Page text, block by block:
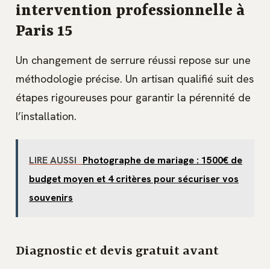
intervention professionnelle à
Paris 15
Un changement de serrure réussi repose sur une
méthodologie précise. Un artisan qualifié suit des
étapes rigoureuses pour garantir la pérennité de
l’installation.
LIRE AUSSI Photographe de mariage : 1500€ de
budget moyen et 4 critères pour sécuriser vos
souvenirs
Diagnostic et devis gratuit avant